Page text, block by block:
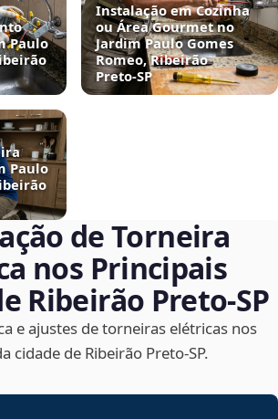
Paulo
Instalação em Cozinha
ou Área Gourmet no
Jardim Paulo Gomes
Romeo, Ribeirão
Preto‑SP
Paulo
de Torneira
nos Principais
Ribeirão Preto‑SP
e ajustes de torneiras elétricas nos
cidade de Ribeirão Preto‑SP.